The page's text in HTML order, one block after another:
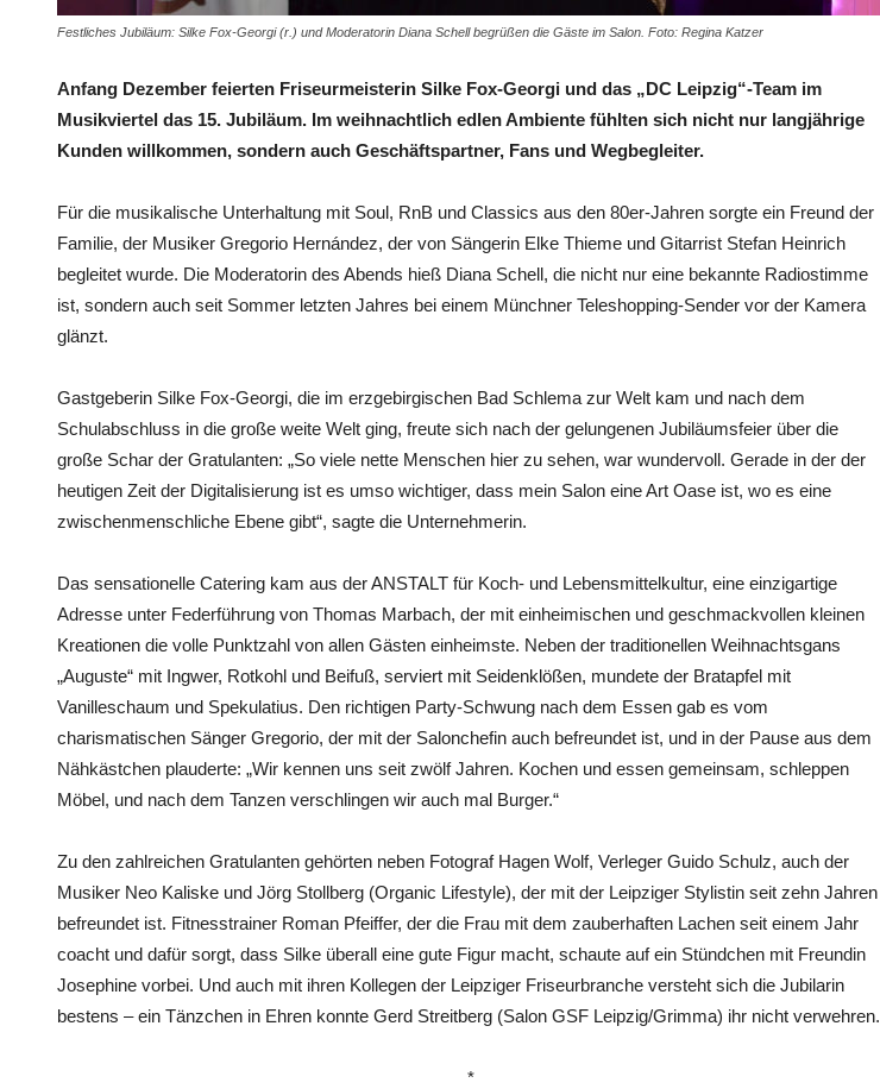
Festliches Jubiläum: Silke Fox-Georgi (r.) und Moderatorin Diana Schell begrüßen die Gäste im Salon. Foto: Regina Katzer
Anfang Dezember feierten Friseurmeisterin Silke Fox-Georgi und das „DC Leipzig“-Team im
Musikviertel das 15. Jubiläum. Im weihnachtlich edlen Ambiente fühlten sich nicht nur langjährige
Kunden willkommen, sondern auch Geschäftspartner, Fans und Wegbegleiter.
Für die musikalische Unterhaltung mit Soul, RnB und Classics aus den 80er-Jahren sorgte ein Freund der
Familie, der Musiker Gregorio Hernández, der von Sängerin Elke Thieme und Gitarrist Stefan Heinrich
begleitet wurde. Die Moderatorin des Abends hieß Diana Schell, die nicht nur eine bekannte Radiostimme
ist, sondern auch seit Sommer letzten Jahres bei einem Münchner Teleshopping-Sender vor der Kamera
glänzt.
Gastgeberin Silke Fox-Georgi, die im erzgebirgischen Bad Schlema zur Welt kam und nach dem
Schulabschluss in die große weite Welt ging, freute sich nach der gelungenen Jubiläumsfeier über die
große Schar der Gratulanten: „So viele nette Menschen hier zu sehen, war wundervoll. Gerade in der der
heutigen Zeit der Digitalisierung ist es umso wichtiger, dass mein Salon eine Art Oase ist, wo es eine
zwischenmenschliche Ebene gibt“, sagte die Unternehmerin.
Das sensationelle Catering kam aus der ANSTALT für Koch- und Lebensmittelkultur, eine einzigartige
Adresse unter Federführung von Thomas Marbach, der mit einheimischen und geschmackvollen kleinen
Kreationen die volle Punktzahl von allen Gästen einheimste. Neben der traditionellen Weihnachtsgans
„Auguste“ mit Ingwer, Rotkohl und Beifuß, serviert mit Seidenklößen, mundete der Bratapfel mit
Vanilleschaum und Spekulatius. Den richtigen Party-Schwung nach dem Essen gab es vom
charismatischen Sänger Gregorio, der mit der Salonchefin auch befreundet ist, und in der Pause aus dem
Nähkästchen plauderte: „Wir kennen uns seit zwölf Jahren. Kochen und essen gemeinsam, schleppen
Möbel, und nach dem Tanzen verschlingen wir auch mal Burger.“
Zu den zahlreichen Gratulanten gehörten neben Fotograf Hagen Wolf, Verleger Guido Schulz, auch der
Musiker Neo Kaliske und Jörg Stollberg (Organic Lifestyle), der mit der Leipziger Stylistin seit zehn Jahren
befreundet ist. Fitnesstrainer Roman Pfeiffer, der die Frau mit dem zauberhaften Lachen seit einem Jahr
coacht und dafür sorgt, dass Silke überall eine gute Figur macht, schaute auf ein Stündchen mit Freundin
Josephine vorbei. Und auch mit ihren Kollegen der Leipziger Friseurbranche versteht sich die Jubilarin
bestens – ein Tänzchen in Ehren konnte Gerd Streitberg (Salon GSF Leipzig/Grimma) ihr nicht verwehren.
*